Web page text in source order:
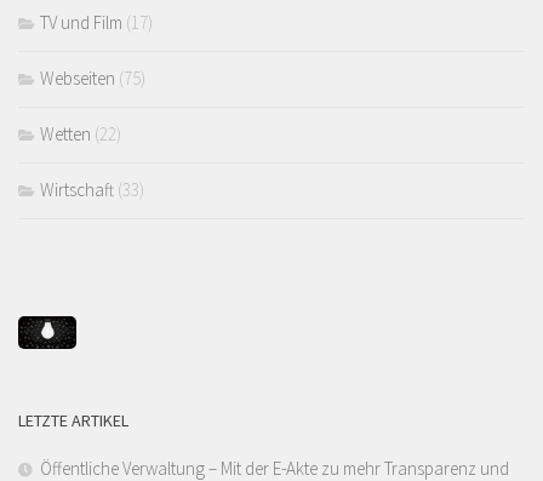
TV und Film (17)
Webseiten (75)
Wetten (22)
Wirtschaft (33)
LETZTE ARTIKEL
Öffentliche Verwaltung – Mit der E-Akte zu mehr Transparenz und